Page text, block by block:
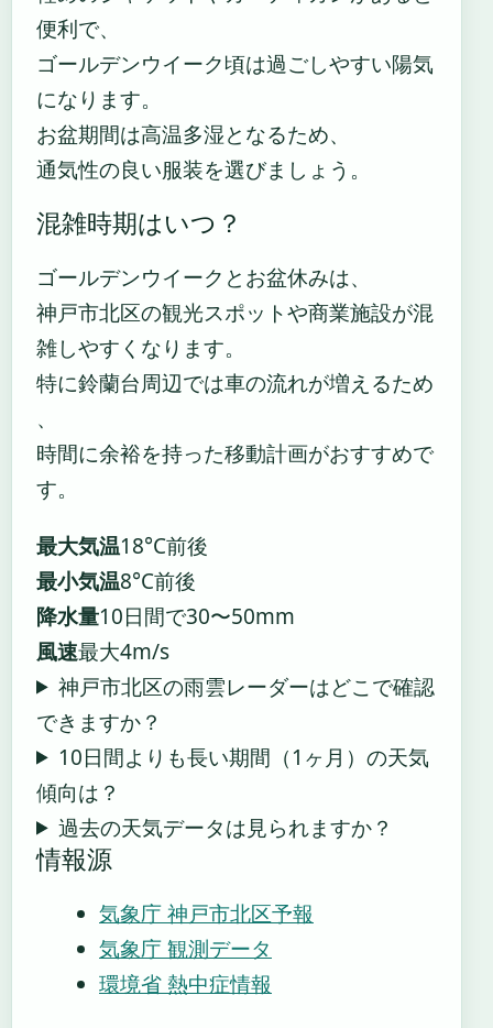
便利で、
ゴールデンウイーク頃は過ごしやすい陽気
になります。
お盆期間は高温多湿となるため、
通気性の良い服装を選びましょう。
混雑時期はいつ？
ゴールデンウイークとお盆休みは、
神戸市北区の観光スポットや商業施設が混
雑しやすくなります。
特に鈴蘭台周辺では車の流れが増えるため
、
時間に余裕を持った移動計画がおすすめで
す。
最大気温18°C前後
最小気温8°C前後
降水量10日間で30〜50mm
風速最大4m/s
神戸市北区の雨雲レーダーはどこで確認
できますか？
10日間よりも長い期間（1ヶ月）の天気
傾向は？
過去の天気データは見られますか？
情報源
気象庁 神戸市北区予報
気象庁 観測データ
環境省 熱中症情報